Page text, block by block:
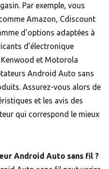
Par exemple, vous
Amazon, Cdiscount
d’options adaptées à
d’électronique
et Motorola
Android Auto sans
Assurez-vous alors de
et les avis des
qui correspond le mieux
Android Auto sans fil ?